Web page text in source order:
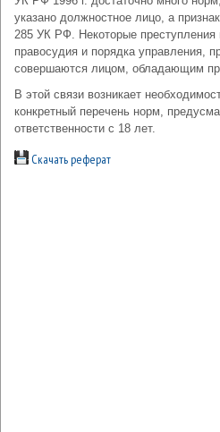
указано должностное лицо, а
285 УК РФ. Некоторые преступления
правосудия и порядка управления,
совершаются лицом, обладающим
В этой связи возникает
конкретный перечень норм,
ответственности с 18 лет.
Скачать реферат